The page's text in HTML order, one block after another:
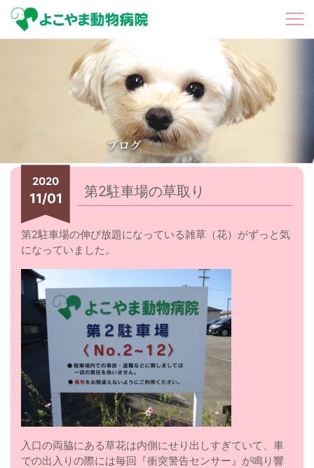
2020
11/01 第2駐車場の草取り
第2駐車場の伸び放題になっている雑草（花）がずっと気
になっていました。
入口の両脇にある草花は内側にせり出しすぎていて、車
での出入りの際には毎回『衝突警告センサー』が鳴り響